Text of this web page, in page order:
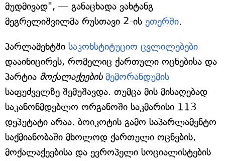
მუდმივად", — განაცხადა ვახტანგ
მეგრელიშვილმა რუსთავი 2-ის ეთერში.
პარლამენტში საკონსტიტუციო ცვლილებები
დააინიცირეს, რომელიც ქართული ოცნებისა და
პარტია მოქალაქეების მემორანდუმის
საფუძველზე შემუშავდა. თუმცა მის მისაღებად
საკანონმდებლო ორგანოში საკმარისი 113
დეპუტატი არაა. ბოიკოტის გამო საპარლამენტო
საქმიანობაში მხოლოდ ქართული ოცნების,
მოქალაქეებისა და ევროპელი სოციალისტების